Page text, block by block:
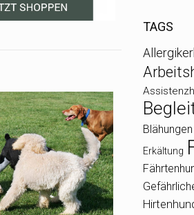
TAGS
Blähungen
Erkältung